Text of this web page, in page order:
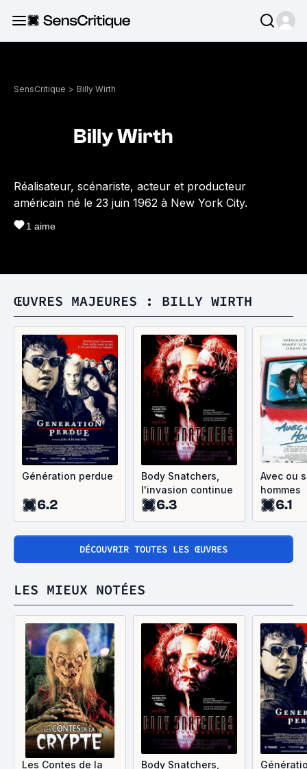
SensCritique > Billy Wirth
Billy Wirth
Réalisateur, scénariste, acteur et producteur
américain né le 23 juin 1962 à New York City.
1 aime
ŒUVRES MAJEURES : BILLY WIRTH
Génération perdue
6.2
Body Snatchers,
l'invasion continue
6.3
Avec ou
hommes
6.1
DÉCOUVRIR TOUTES LES ŒUVRES
LES MIEUX NOTÉES
Les Contes de la
Body Snatchers,